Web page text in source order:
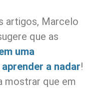
artigos, Marcelo
que as
uma
a nadar!
mostrar que em